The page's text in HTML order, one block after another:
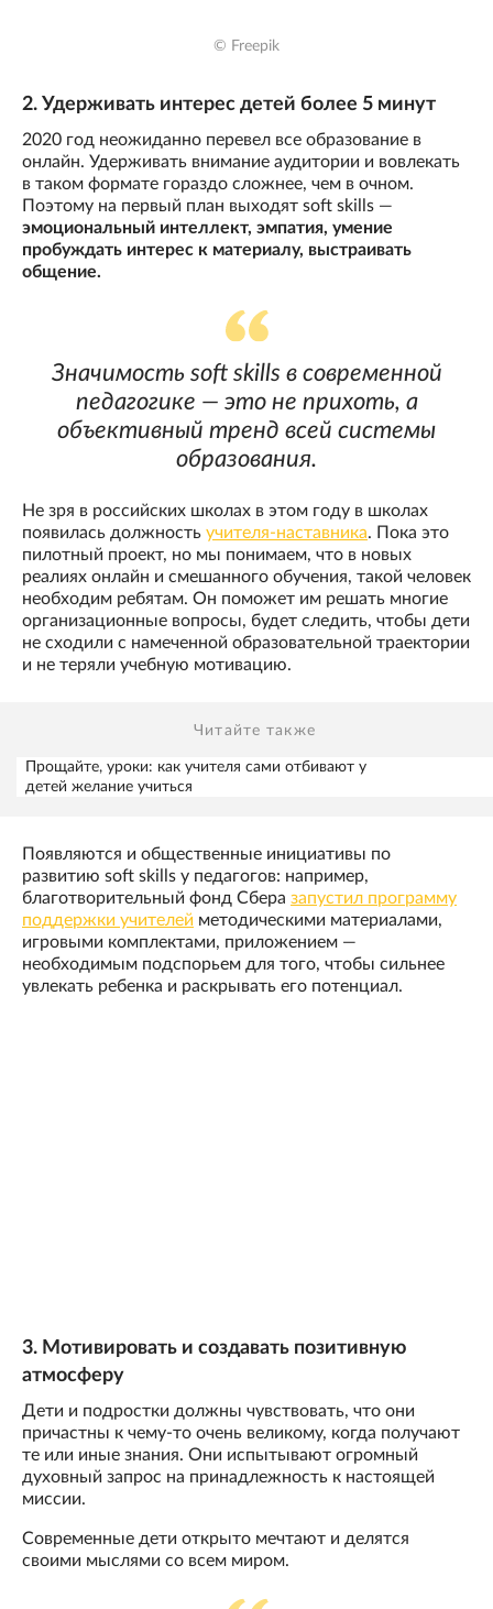
© Freepik
2. Удерживать интерес детей более 5 минут
2020 год неожиданно перевел все образование в
онлайн. Удерживать внимание аудитории и вовлекать
в таком формате гораздо сложнее, чем в очном.
Поэтому на первый план выходят soft skills —
эмоциональный интеллект, эмпатия, умение
пробуждать интерес к материалу, выстраивать
общение.
Значимость soft skills в современной
педагогике — это не прихоть, а
объективный тренд всей системы
образования.
Не зря в российских школах в этом году в школах
появилась должность учителя-наставника. Пока это
пилотный проект, но мы понимаем, что в новых
реалиях онлайн и смешанного обучения, такой человек
необходим ребятам. Он поможет им решать многие
организационные вопросы, будет следить, чтобы дети
не сходили с намеченной образовательной траектории
и не теряли учебную мотивацию.
Читайте также
Прощайте, уроки: как учителя сами отбивают у
детей желание учиться
Появляются и общественные инициативы по
развитию soft skills у педагогов: например,
благотворительный фонд Сбера запустил программу
поддержки учителей методическими материалами,
игровыми комплектами, приложением —
необходимым подспорьем для того, чтобы сильнее
увлекать ребенка и раскрывать его потенциал.
3. Мотивировать и создавать позитивную
атмосферу
Дети и подростки должны чувствовать, что они
причастны к чему-то очень великому, когда получают
те или иные знания. Они испытывают огромный
духовный запрос на принадлежность к настоящей
миссии.
Современные дети открыто мечтают и делятся
своими мыслями со всем миром.